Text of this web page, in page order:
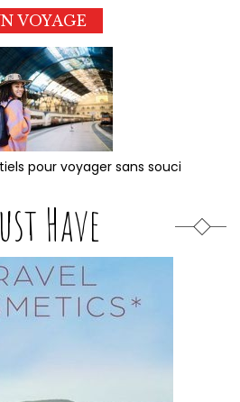
VOYAGE
pour voyager sans souci
Have